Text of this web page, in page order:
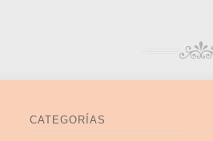
CATEGORÍAS